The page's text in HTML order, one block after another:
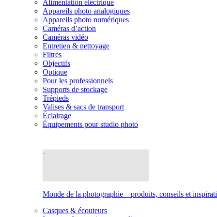
Alimentation électrique
Appareils photo analogiques
Appareils photo numériques
Caméras d’action
Caméras vidéo
Entretien & nettoyage
Filtres
Objectifs
Optique
Pour les professionnels
Supports de stockage
Trépieds
Valises & sacs de transport
Éclairage
Équipements pour studio photo
Monde de la photographie – produits, conseils et
Casques & écouteurs